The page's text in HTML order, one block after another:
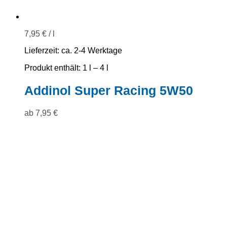
7,95 € /
Lieferzeit: ca. 2-4 Werktage
Produkt enthält: 1
– 4
Addinol Super Racing 5W50
ab 7,95 €